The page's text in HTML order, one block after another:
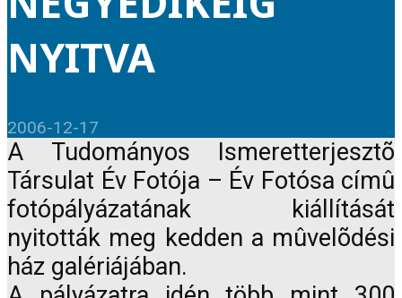
NYITVA
2006-12-17
A Tudományos Ismeretterjesztõ
Társulat Év Fotója – Év Fotósa címû
fotópályázatának kiállítását
nyitották meg kedden a mûvelõdési
ház galériájában.